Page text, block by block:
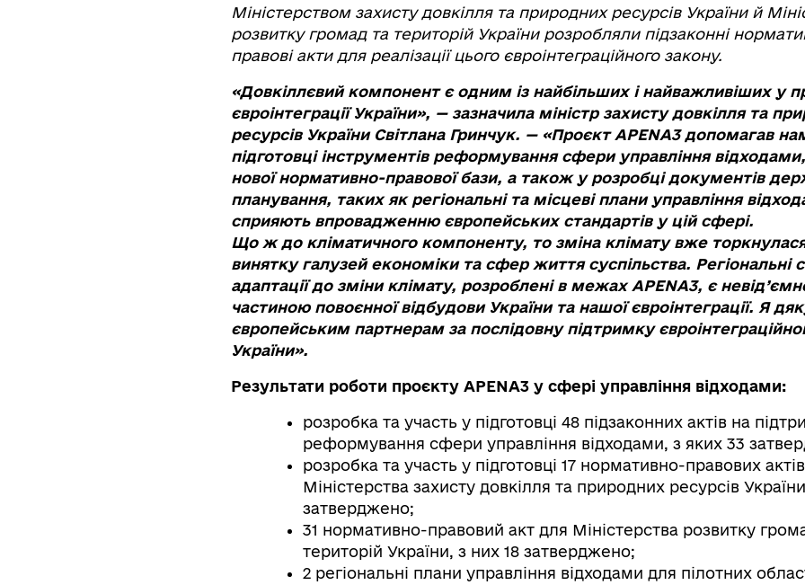
Міністерством захисту довкілля та природних ресурсів України й
розвитку громад та територій України розробляли підзаконні
правові акти для реалізації цього євроінтеграційного закону.
«Довкіллєвий компонент є одним із найбільших і найважливіших у
євроінтеграції України», — зазначила міністр захисту довкілля та
ресурсів України Світлана Гринчук. — «Проєкт APENA3 допомагав
підготовці інструментів реформування сфери управління
нової нормативно-правової бази, а також у розробці документів
планування, таких як регіональні та місцеві плани управління
сприяють впровадженню європейських стандартів у цій сфері.
Що ж до кліматичного компоненту, то зміна клімату вже торкнулася
винятку галузей економіки та сфер життя суспільства. Регіональні
адаптації до зміни клімату, розроблені в межах APENA3, є
частиною повоєнної відбудови України та нашої євроінтеграції. Я
європейським партнерам за послідовну підтримку
України».
Результати роботи проєкту APENA3 у сфері управління відходами:
розробка та участь у підготовці 48 підзаконних актів на
реформування сфери управління відходами, з яких 33
розробка та участь у підготовці 17 нормативно-правових
Міністерства захисту довкілля та природних ресурсів
затверджено;
31 нормативно-правовий акт для Міністерства розвитку
територій України, з них 18 затверджено;
2 регіональні плани управління відходами для пілотних